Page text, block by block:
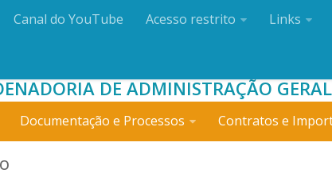
Canal do YouTube Acesso restrito Links
DE
DE ADMINISTRAÇÃO
Documentação e Processos Contratos e